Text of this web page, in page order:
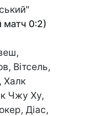
матч 0:2)
Вітсель,
Халк
Чжу Ху,
Діас,